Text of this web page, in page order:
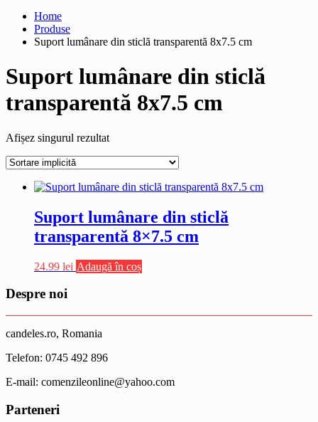
Home
Produse
Suport lumânare din sticlă transparentă 8x7.5 cm
Suport lumânare din sticlă
transparentă 8x7.5 cm
Afișez singurul rezultat
Suport lumânare din sticlă
transparentă 8×7.5 cm
24.99 lei Adaugă în coș
Despre noi
candeles.ro, Romania
Telefon: 0745 492 896
E-mail: comenzileonline@yahoo.com
Parteneri